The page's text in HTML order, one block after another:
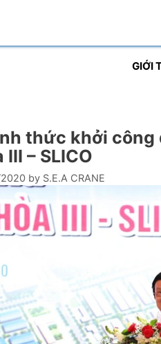
GIỚI
thức khởi công
III – SLICO
by S.E.A CRANE